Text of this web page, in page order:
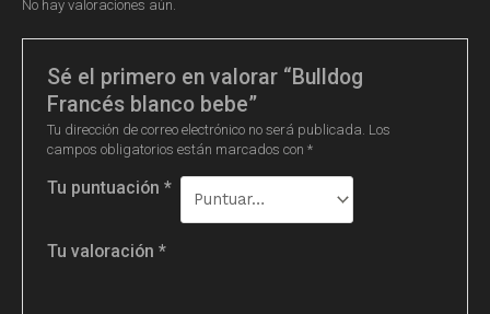
No hay valoraciones aún.
Sé el primero en valorar “Bulldog
Francés blanco bebe”
Tu dirección de correo electrónico no será publicada. Los
campos obligatorios están marcados con *
Tu puntuación *
Tu valoración *